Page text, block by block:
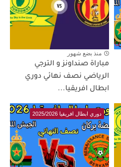
منذ بضع شهور
مباراة صنداونز و الترجي
الرياضي نصف نهائي دوري
ابطال افريقيا...
دوري ابطال افريقيا 2025/2026